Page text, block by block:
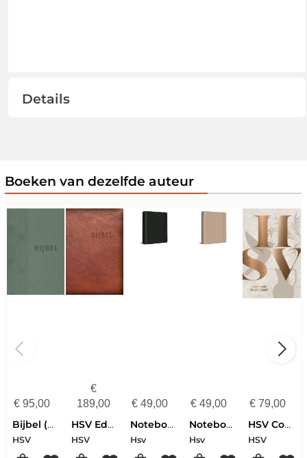
Details
Boeken van dezelfde auteur
€95,00
Bijbel (HSV) - groen leer met duimgrepen
HSV
€
189,00
HSV Edge Lined - bruin
HSV
€ 49,00
Notebookbijbel Zwart
Hsv
€ 49,00
Notebookbijbel Aardetint
Hsv
€ 79,00
HSV Compacte Studiebijbel
HSV